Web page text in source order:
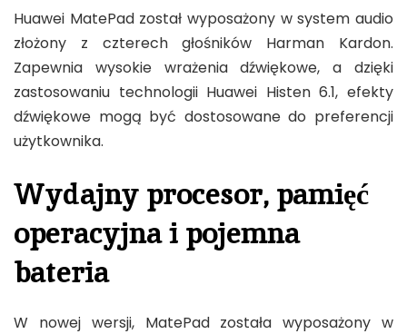
Huawei MatePad został wyposażony w system audio
złożony z czterech głośników Harman Kardon.
Zapewnia wysokie wrażenia dźwiękowe, a dzięki
zastosowaniu technologii Huawei Histen 6.1, efekty
dźwiękowe mogą być dostosowane do preferencji
użytkownika.
Wydajny procesor, pamięć
operacyjna i pojemna
bateria
W nowej wersji, MatePad została wyposażony w